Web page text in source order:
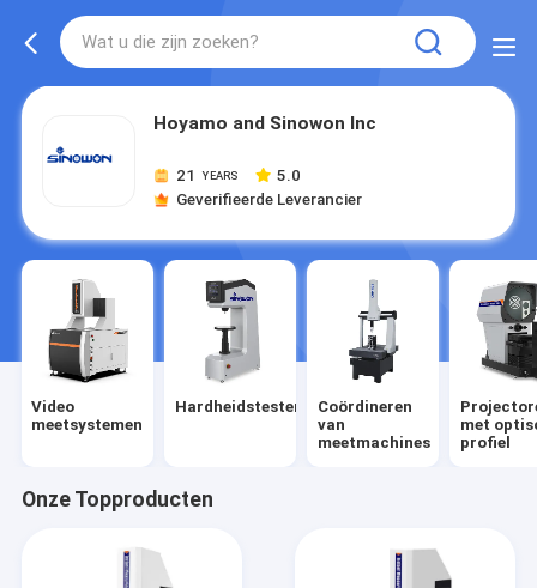
Hoyamo and Sinowon Inc
21 YEARS
5.0
Geverifieerde Leverancier
Video
meetsystemen
Hardheidstesteren Coördineren
van
meetmachines
met
profiel
Onze Topproducten